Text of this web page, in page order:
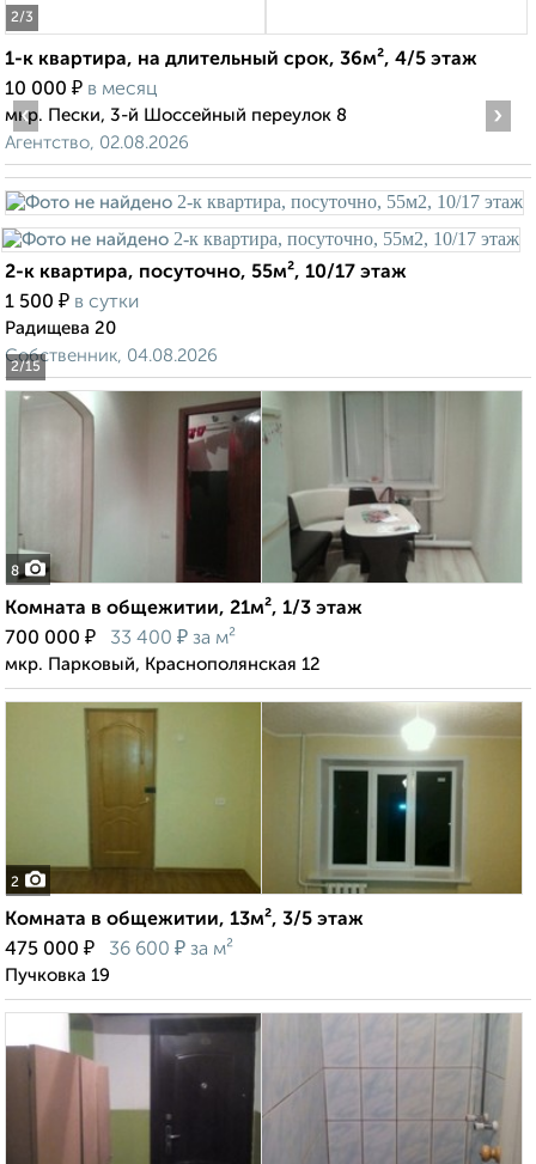
2/3
1-к квартира, на длительный срок, 36м², 4/5 этаж
10 000 ₽ в месяц
мкр. Пески, 3-й Шоссейный переулок 8
Агентство, 02.08.2026
2/15
‹ ›
2-к квартира, посуточно, 55м², 10/17 этаж
1 500 ₽ в сутки
Радищева 20
Собственник, 04.08.2026
8
Комната в общежитии, 21м², 1/3 этаж
700 000 ₽ 33 400 ₽ за м²
мкр. Парковый, Краснополянская 12
2
Комната в общежитии, 13м², 3/5 этаж
475 000 ₽ 36 600 ₽ за м²
Пучковка 19